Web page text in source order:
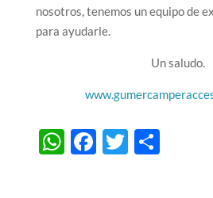
nosotros, tenemos un equipo de
para ayudarle.
Un saludo.
WF T C